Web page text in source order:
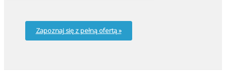
Zapoznaj się z pełną ofertą »